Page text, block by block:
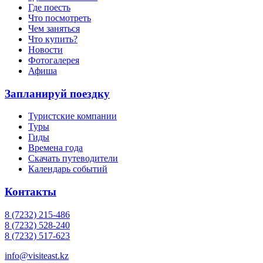
Где поесть
Что посмотреть
Чем заняться
Что купить?
Новости
Фотогалерея
Афиша
Запланируй поездку
Туристские компании
Туры
Гиды
Времена года
Скачать путеводители
Календарь событий
Контакты
8 (7232) 215-486
8 (7232) 528-240
8 (7232) 517-623
info@visiteast.kz